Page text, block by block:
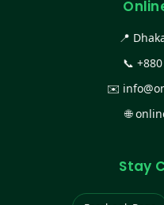
📍
📞
✉️
🌐
Stay